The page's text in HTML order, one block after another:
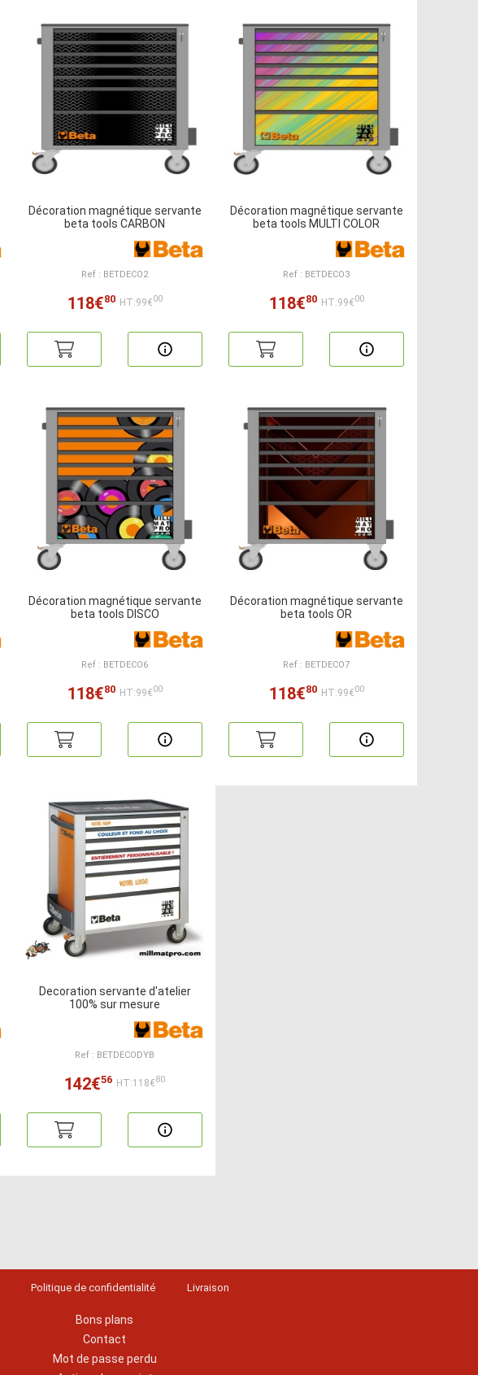
Décoration magnétique servante
beta tools CARBON
Ref : BETDECO2
118€80 HT:99€00
Décoration magnétique servante
beta tools MULTI COLOR
Ref : BETDECO3
118€80 HT:99€00
Décoration magnétique servante
beta tools DISCO
Ref : BETDECO6
118€80 HT:99€00
Décoration magnétique servante
beta tools OR
Ref : BETDECO7
118€80 HT:99€00
Decoration servante d'atelier
100% sur mesure
Ref : BETDECODYB
142€56 HT:118€80
Politique de confidentialité Livraison
Bons plans
Contact
Mot de passe perdu